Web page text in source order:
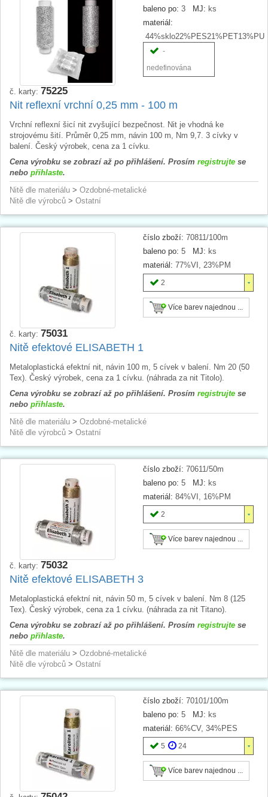
baleno po: 3 MJ: ks
materiál:
44%sklo22%PES21%PET13%PU
-
nedefinována
č. karty: 75225
Nit reflexní vrchní 0,25 mm - 100 m
Vrchní reflexní šicí nit zvyšující bezpečnost. Nit je vhodná ke
strojovému šití. Průměr 0,25 mm, návin 100 m, Nm 9,7. 3 cívky v
balení. Český výrobek, cena za 1 cívku.
Cena výrobku se zobrazí až po přihlášení. Prosím registrujte se
nebo přihlaste.
Nitě dle materiálu > Ozdobné-metalické
Nitě dle výrobců > Ostatní
číslo zboží: 70811/100m
baleno po: 5 MJ: ks
materiál: 77%VI, 23%PM
2
Více barev najednou ...
č. karty: 75031
Nitě efektové ELISABETH 1
Metaloplastická efektní nit, návin 100 m, 5 cívek v balení. Nm 20 (50
Tex). Český výrobek, cena za 1 cívku. (náhrada za nit Titolo).
Cena výrobku se zobrazí až po přihlášení. Prosím registrujte se
nebo přihlaste.
Nitě dle materiálu > Ozdobné-metalické
Nitě dle výrobců > Ostatní
číslo zboží: 70611/50m
baleno po: 5 MJ: ks
materiál: 84%VI, 16%PM
2
Více barev najednou ...
č. karty: 75032
Nitě efektové ELISABETH 3
Metaloplastická efektní nit, návin 50 m, 5 cívek v balení. Nm 8 (125
Tex). Český výrobek, cena za 1 cívku. (náhrada za nit Titano).
Cena výrobku se zobrazí až po přihlášení. Prosím registrujte se
nebo přihlaste.
Nitě dle materiálu > Ozdobné-metalické
Nitě dle výrobců > Ostatní
číslo zboží: 70101/100m
baleno po: 5 MJ: ks
materiál: 66%CV, 34%PES
5 24
Více barev najednou ...